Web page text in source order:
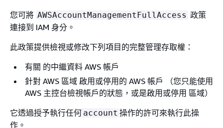
您可將 AWSAccountManagementFullAccess 政策
連接到 IAM 身分。
此政策提供檢視或修改下列項目的完整管理存取權：
有關 的中繼資料 AWS 帳戶
針對 AWS 區域 啟用或停用的 AWS 帳戶 （您只能使用
AWS 主控台檢視帳戶的狀態，或是啟用或停用 區域）
它透過授予執行任何 account 操作的許可來執行此操
作。